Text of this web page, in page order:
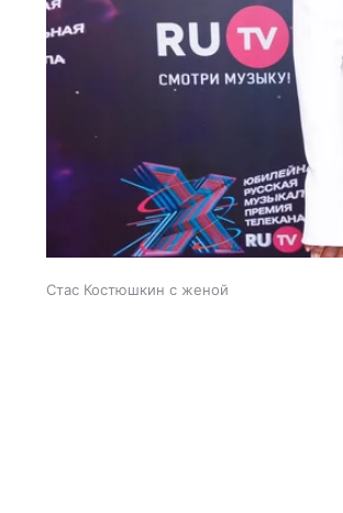
Стас Костюшкин с женой